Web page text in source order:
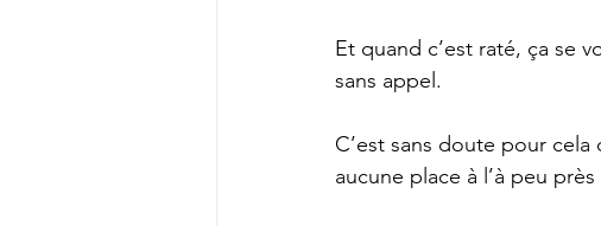
Et quand c’est raté, ça se
sans appel.
C’est sans doute pour cela
aucune place à l’à peu près